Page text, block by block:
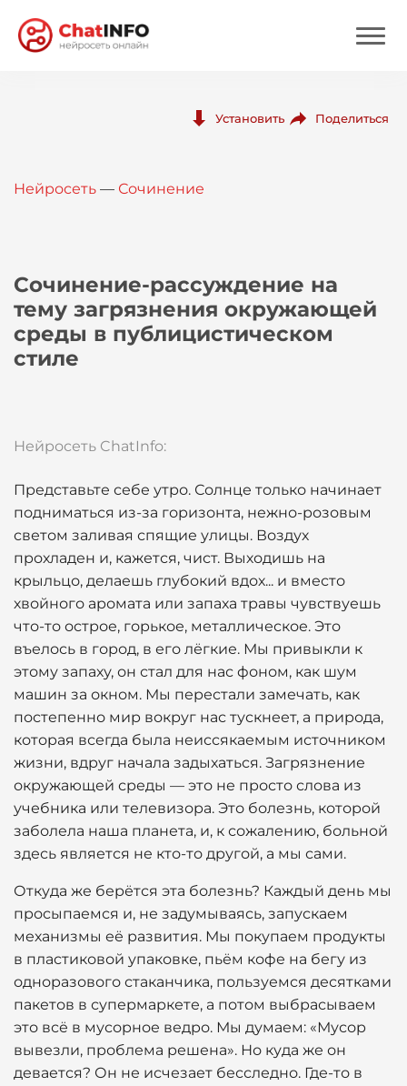
Вход
Установить Поделиться
Нейросеть — Сочинение
Сочинение-рассуждение на
тему загрязнения окружающей
среды в публицистическом
стиле
Нейросеть ChatInfo:
Представьте себе утро. Солнце только начинает
подниматься из-за горизонта, нежно-розовым
светом заливая спящие улицы. Воздух
прохладен и, кажется, чист. Выходишь на
крыльцо, делаешь глубокий вдох... и вместо
хвойного аромата или запаха травы чувствуешь
что-то острое, горькое, металлическое. Это
въелось в город, в его лёгкие. Мы привыкли к
этому запаху, он стал для нас фоном, как шум
машин за окном. Мы перестали замечать, как
постепенно мир вокруг нас тускнеет, а природа,
которая всегда была неиссякаемым источником
жизни, вдруг начала задыхаться. Загрязнение
окружающей среды — это не просто слова из
учебника или телевизора. Это болезнь, которой
заболела наша планета, и, к сожалению, больной
здесь является не кто-то другой, а мы сами.
Откуда же берётся эта болезнь? Каждый день мы
просыпаемся и, не задумываясь, запускаем
механизмы её развития. Мы покупаем продукты
в пластиковой упаковке, пьём кофе на бегу из
одноразового стаканчика, пользуемся десятками
пакетов в супермаркете, а потом выбрасываем
это всё в мусорное ведро. Мы думаем: «Мусор
вывезли, проблема решена». Но куда же он
девается? Он не исчезает бесследно. Где-то в